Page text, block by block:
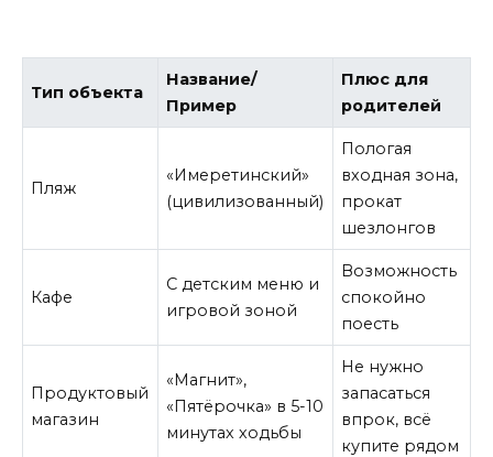
Тип объекта
Название/
Пример
Плюс для
родителей
Пляж
«Имеретинский»
(цивилизованный)
Пологая
входная зона,
прокат
шезлонгов
Кафе
С детским меню и
игровой зоной
Возможность
спокойно
поесть
Продуктовый
магазин
«Магнит»,
«Пятёрочка» в 5-10
минутах ходьбы
Не нужно
запасаться
впрок, всё
купите рядом